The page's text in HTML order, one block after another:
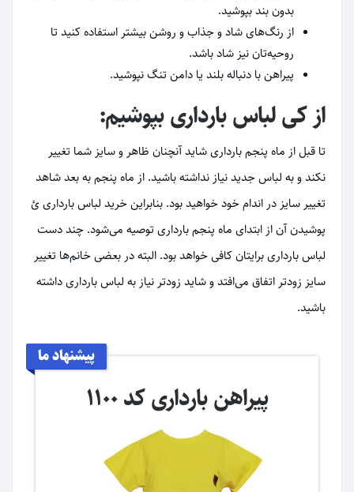
بدون بند بپوشید.
از رنگ‌های شاد و جذاب و روشن بیشتر استفاده کنید تا
روحیه‌تان نیز شاد باشد.
پیراهن با دنباله بلند یا دامن تنگ نپوشید.
از کی لباس بارداری بپوشیم:
تا قبل از ماه پنجم بارداری شاید آنچنان ظاهر و سایز شما تغییر
نکند و به لباس جدید نیاز نداشته باشید. از ماه پنجم به بعد شاهد
تغییر سایز در اندام خود خواهید بود. بنابراین خرید لباس بارداری ئ
پوشیدن آن از ابتدای ماه پنجم بارداری توصیه می‌شود. چند دست
لباس بارداری برایتان کافی خواهد بود. البته در بعضی خانم‌ها تغییر
سایز زودتر اتفاق می‌افتد و شاید زودتر نیاز به لباس بارداری داشته
باشید.
پیشنهاد ما
پیراهن بارداری کد 1100